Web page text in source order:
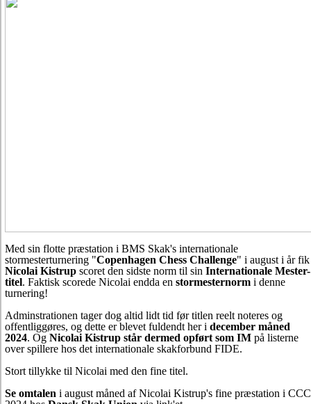
Med sin flotte præstation i BMS Skak's internationale
stormesterturnering "Copenhagen Chess Challenge" i august i år fik
Nicolai Kistrup scoret den sidste norm til sin Internationale Mester-
titel. Faktisk scorede Nicolai endda en stormesternorm i denne
turnering!
Adminstrationen tager dog altid lidt tid før titlen reelt noteres og
offentliggøres, og dette er blevet fuldendt her i december måned
2024. Og Nicolai Kistrup står dermed opført som IM på listerne
over spillere hos det internationale skakforbund FIDE.
Stort tillykke til Nicolai med den fine titel.
Se omtalen i august måned af Nicolai Kistrup's fine præstation i CCC